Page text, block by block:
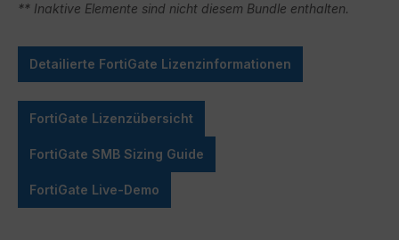
** Inaktive Elemente sind nicht diesem Bundle enthalten.
Detailierte FortiGate Lizenzinformationen
FortiGate Lizenzübersicht
FortiGate SMB Sizing Guide
FortiGate Live-Demo